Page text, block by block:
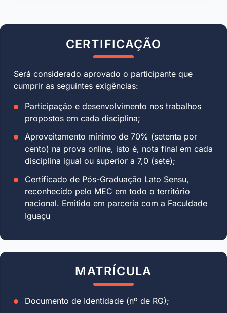
CERTIFICAÇÃO
Será considerado aprovado o participante que
cumprir as seguintes exigências:
Participação e desenvolvimento nos trabalhos
propostos em cada disciplina;
Aproveitamento mínimo de 70% (setenta por
cento) na prova online, isto é, nota final em cada
disciplina igual ou superior a 7,0 (sete);
Certificado de Pós-Graduação Lato Sensu,
reconhecido pelo MEC em todo o território
nacional. Emitido em parceria com a Faculdade
Iguaçu
MATRÍCULA
Documento de Identidade (nº de RG);